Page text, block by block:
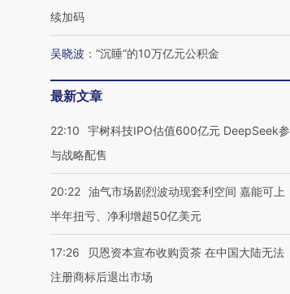
续加码
吴晓波 ： “沉睡”的10万亿元公积金
最新文章
22:10
宇树科技IPO估值600亿元 DeepSeek参
与战略配售
20:22 油气市场剧烈波动现套利空间 嘉能可上
半年扭亏、净利增超50亿美元
17:26
贝恩资本宣布收购贡茶 在中国大陆无法
注册商标后退出市场